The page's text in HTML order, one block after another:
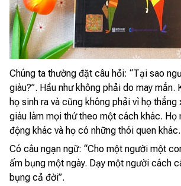
Chúng ta thường đặt câu hỏi: “Tại sao
giàu?”. Hầu như không phải do may mắn.
họ sinh ra và cũng không phải vì họ
giàu làm mọi thứ theo một cách khác. Họ
động khác và họ có những thói quen khác.
Có câu ngạn ngữ: “Cho một người một
ấm bụng một ngày. Dạy một người cách
bụng cả đời”.